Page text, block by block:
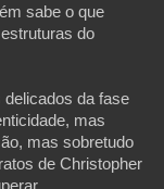
sabe o que
do
delicados da fase
mas
mas sobretudo
de Christopher